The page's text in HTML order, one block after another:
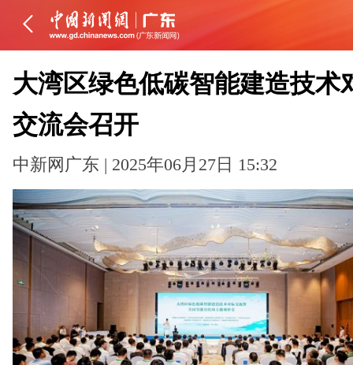
大湾区绿色低碳智能建造技术
交流会召开
中新网广东 | 2025年06月27日 15:32